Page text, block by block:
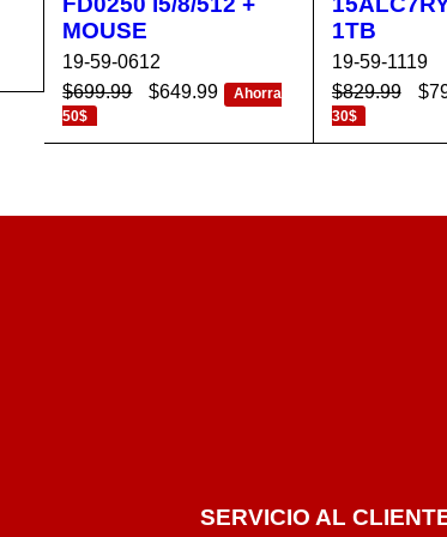
MOUSE
19-59-0612
$699.99 $649.99
Ahorra
50$
AÑADIR AL CA
VISTA
1TB
19-59-1119
$829.99 $
30$
AÑADIR AL
SERVICIO AL